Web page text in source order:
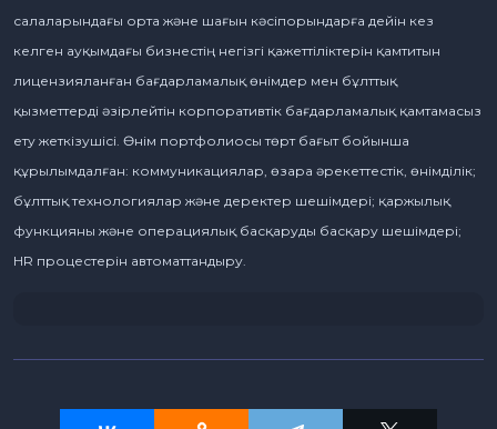
салаларындағы орта және шағын кәсіпорындарға дейін кез
келген ауқымдағы бизнестің негізгі қажеттіліктерін қамтитын
лицензияланған бағдарламалық өнімдер мен бұлттық
қызметтерді әзірлейтін корпоративтік бағдарламалық қамтамасыз
ету жеткізушісі. Өнім портфолиосы төрт бағыт бойынша
құрылымдалған: коммуникациялар, өзара әрекеттестік, өнімділік;
бұлттық технологиялар және деректер шешімдері; қаржылық
функцияны және операциялық басқаруды басқару шешімдері;
HR процестерін автоматтандыру.